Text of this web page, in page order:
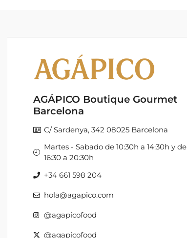
AGÁPICO Boutique Gourmet
Barcelona
C/ Sardenya, 342 08025 Barcelona
Martes - Sabado de 10:30h a 14:30h y de
16:30 a 20:30h
+34 661 598 204
hola@agapico.com
@agapicofood
@agapicofood